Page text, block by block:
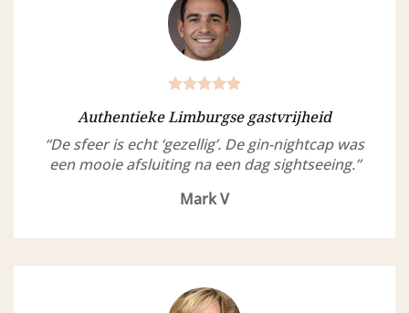
Authentieke Limburgse gastvrijheid
“De sfeer is echt ‘gezellig’. De gin-nightcap was
een mooie afsluiting na een dag sightseeing.”
Mark V